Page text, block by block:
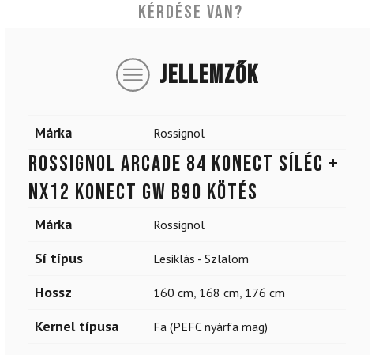
Kérdése van?
JELLEMZŐK
Márka Rossignol
ROSSIGNOL Arcade 84 Konect síléc +
NX12 Konect GW B90 kötés
Márka Rossignol
Sí típus Lesiklás - Szlalom
Hossz 160 cm, 168 cm, 176 cm
Kernel típusa Fa (PEFC nyárfa mag)